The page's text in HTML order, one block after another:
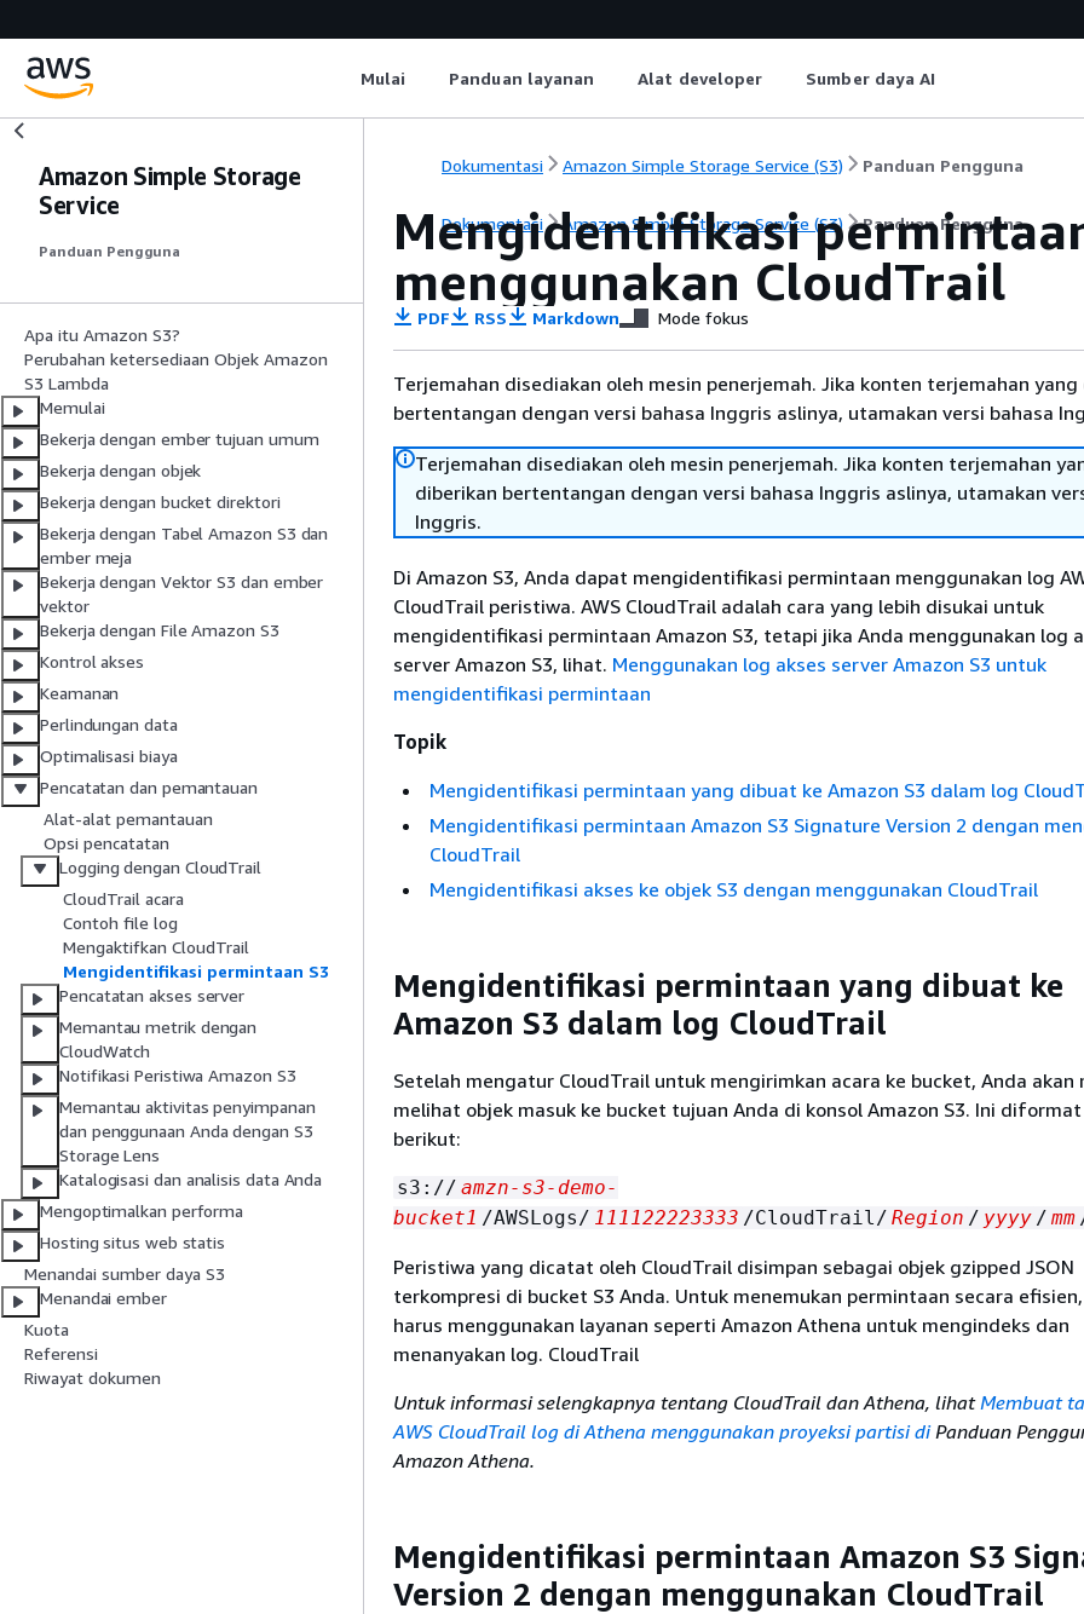
Mulai Panduan layanan Alat developer Sumber daya AI
Amazon Simple Storage
Service
Panduan Pengguna
Apa itu Amazon S3?
Perubahan ketersediaan Objek Amazon
S3 Lambda
Memulai
Bekerja dengan ember tujuan umum
Bekerja dengan objek
Bekerja dengan bucket direktori
Bekerja dengan Tabel Amazon S3 dan
ember meja
Bekerja dengan Vektor S3 dan ember
vektor
Bekerja dengan File Amazon S3
Kontrol akses
Keamanan
Perlindungan data
Optimalisasi biaya
Pencatatan dan pemantauan
Alat-alat pemantauan
Opsi pencatatan
Logging dengan CloudTrail
CloudTrail acara
Contoh file log
Mengaktifkan CloudTrail
Mengidentifikasi permintaan S3
Pencatatan akses server
Memantau metrik dengan
CloudWatch
Notifikasi Peristiwa Amazon S3
Memantau aktivitas penyimpanan
dan penggunaan Anda dengan S3
Storage Lens
Katalogisasi dan analisis data Anda
Mengoptimalkan performa
Hosting situs web statis
Menandai sumber daya S3
Menandai ember
Kuota
Referensi
Riwayat dokumen
Dokumentasi Amazon Simple Storage Service (S3) Panduan Pengguna
Dokumentasi Amazon Simple Storage Service (S3) Panduan Pengguna
Mengidentifikasi
menggunakan CloudTrail
PDF RSS Markdown Mode fokus
Terjemahan disediakan oleh mesin penerjemah. Jika konten terjemahan yang
bertentangan dengan versi bahasa Inggris aslinya, utamakan versi bahasa
Terjemahan disediakan oleh mesin penerjemah. Jika konten terjemahan
diberikan bertentangan dengan versi bahasa Inggris aslinya, utamakan
Inggris.
Di Amazon S3, Anda dapat mengidentifikasi permintaan menggunakan log
CloudTrail peristiwa. AWS CloudTrail adalah cara yang lebih disukai untuk
mengidentifikasi permintaan Amazon S3, tetapi jika Anda menggunakan log
server Amazon S3, lihat. Menggunakan log akses server Amazon S3 untuk
mengidentifikasi permintaan
Topik
Mengidentifikasi permintaan yang dibuat ke Amazon S3 dalam log
Mengidentifikasi permintaan Amazon S3 Signature Version 2 dengan
CloudTrail
Mengidentifikasi akses ke objek S3 dengan menggunakan CloudTrail
Mengidentifikasi permintaan yang dibuat ke
Amazon S3 dalam log CloudTrail
Setelah mengatur CloudTrail untuk mengirimkan acara ke bucket, Anda akan
melihat objek masuk ke bucket tujuan Anda di konsol Amazon S3. Ini
berikut:
s3:// amzn-s3-demo-
bucket1 /AWSLogs/ 111122223333 /CloudTrail/ Region / yyyy / mm
Peristiwa yang dicatat oleh CloudTrail disimpan sebagai objek gzipped JSON
terkompresi di bucket S3 Anda. Untuk menemukan permintaan secara
harus menggunakan layanan seperti Amazon Athena untuk mengindeks dan
menanyakan log. CloudTrail
Untuk informasi selengkapnya tentang CloudTrail dan Athena, lihat Membuat
AWS CloudTrail log di Athena menggunakan proyeksi partisi diPanduan
Amazon Athena.
Mengidentifikasi permintaan Amazon S3
Version 2 dengan menggunakan CloudTrail